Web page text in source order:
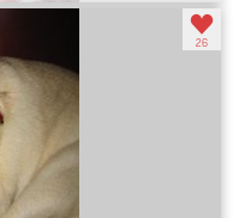
26